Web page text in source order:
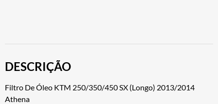
DESCRIÇÃO
Filtro De Óleo KTM 250/350/450 SX (Longo) 2013/2014
Athena